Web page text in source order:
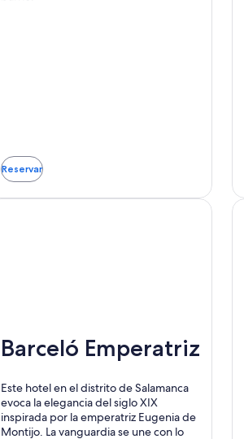
Reservar
Se
en
Barceló Emperatriz
Este hotel en el distrito de Salamanca
evoca la elegancia del siglo XIX
inspirada por la emperatriz Eugenia de
Montijo. La vanguardia se une con lo